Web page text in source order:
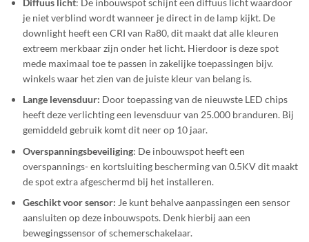
je niet verblind wordt wanneer je direct in de lamp kijkt. De
downlight heeft een CRI van Ra80, dit maakt dat alle kleuren
extreem merkbaar zijn onder het licht. Hierdoor is deze spot
mede maximaal toe te passen in zakelijke toepassingen bijv.
winkels waar het zien van de juiste kleur van belang is.
Lange levensduur: Door toepassing van de nieuwste LED chips
heeft deze verlichting een levensduur van 25.000 branduren. Bij
gemiddeld gebruik komt dit neer op 10 jaar.
Overspanningsbeveiliging: De inbouwspot heeft een
overspannings- en kortsluiting bescherming van 0.5KV dit maakt
de spot extra afgeschermd bij het installeren.
Geschikt voor sensor: Je kunt behalve aanpassingen een sensor
aansluiten op deze inbouwspots. Denk hierbij aan een
bewegingssensor of schemerschakelaar.